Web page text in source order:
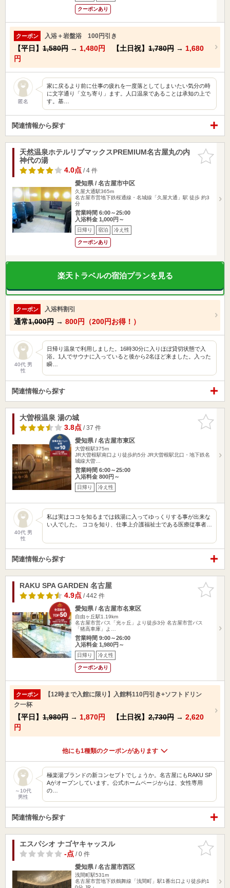
クーポンあり
クーポン 入浴＋岩盤浴 100円引き
【平日】 1,580円 → 1,480円 【土日祝】 1,780円 → 1,680
円
匿名
家に戻るより前に仕事の疲れを一度落としてしまいたい気分の時
に文字通り「立ち寄り」ます。人口温泉であることは承知の上で
す。基…
関連情報から探す
お気に入
りに追加
天然温泉ホテルリブマックスPREMIUM名古屋丸の内
神代の湯
4.0点/ 4 件
愛知県 / 名古屋市中区
久屋大通駅365m
名古屋市営地下鉄桜通線・名城線「久屋大通」駅 徒歩 約3
分
営業時間 6:00～25:00
入浴料金 1,000円～
日帰り 宿泊 冷え性
クーポンあり
楽天トラベルの宿泊プランを見る
クーポン 入浴料割引
通常1,000円 → 800円（200円お得！）
40代 男
性
日帰り温泉で利用しました。16時30分に入りほぼ貸切状態で入
浴。1人でサウナに入っていると後から2名ほど来ました。入った
瞬…
関連情報から探す
お気に入
りに追加
大曽根温泉 湯の城
3.8点/ 37 件
愛知県 / 名古屋市東区
大曽根駅375m
JR大曽根駅南口より徒歩約5分 JR大曽根駅北口・地下鉄名
城線大曽…
営業時間 6:00～25:00
入浴料金 800円～
日帰り 冷え性
40代 男
性
私は実はココを知るまでは銭湯に入ってゆっくりする事が出来な
い人でした。 ココを知り、仕事上介護福祉士である医療従事者…
関連情報から探す
お気に入
りに追加
RAKU SPA GARDEN 名古屋
4.9点/ 442 件
愛知県 / 名古屋市名東区
自由ヶ丘駅1.19km
名古屋市営バス「光ヶ丘」より徒歩3分 名古屋市営バス
「猪高車庫」よ…
営業時間 9:00～26:00
入浴料金 1,980円～
日帰り 冷え性
クーポンあり
クーポン
【12時まで入館に限り】入館料110円引き+ソフトドリン
ク一杯
【平日】 1,980円 → 1,870円 【土日祝】 2,730円 → 2,620
円
他にも1種類のクーポンがあります
～10代
男性
極楽湯ブランドの新コンセプトでしょうか。名古屋にもRAKU SP
Aがオープンしています。公式ホームページからは、女性専用
の…
関連情報から探す
お気に入
りに追加
エスパシオ ナゴヤキャッスル
-点/ 0 件
愛知県 / 名古屋市西区
浅間町駅531m
名古屋市営地下鉄鶴舞線「浅間町」駅1番出口より徒歩約1